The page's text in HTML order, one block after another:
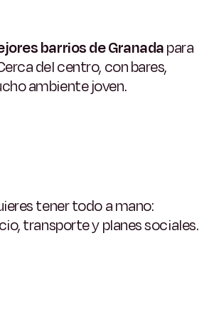
barrios de Granadapara
del centro, con bares,
ambiente joven.
tener todo a mano:
transporte y planes sociales.